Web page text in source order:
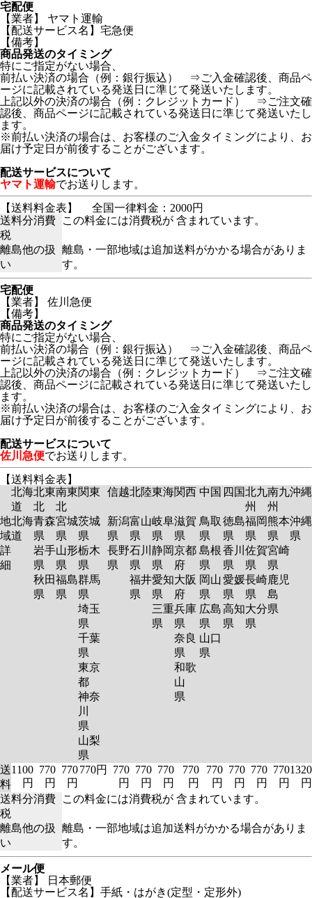
宅配便
【業者】 ヤマト運輸
【配送サービス名】宅急便
【備考】
商品発送のタイミング
特にご指定がない場合、
前払い決済の場合（例：銀行振込） ⇒ご入金確認後、商品ペ
ージに記載されている発送日に準じて発送いたします。
上記以外の決済の場合（例：クレジットカード） ⇒ご注文確
認後、商品ページに記載されている発送日に準じて発送いたし
ます。
※前払い決済の場合は、お客様のご入金タイミングにより、お
届け予定日が前後することがございます。
配送サービスについて
ヤマト運輸でお送りします。
【送料料金表】
全国一律料金：2000円
送料分消費
税
この料金には消費税が 含まれています。
離島他の扱
い
離島・一部地域は追加送料がかかる場合がありま
す。
宅配便
【業者】 佐川急便
【備考】
商品発送のタイミング
特にご指定がない場合、
前払い決済の場合（例：銀行振込） ⇒ご入金確認後、商品ペ
ージに記載されている発送日に準じて発送いたします。
上記以外の決済の場合（例：クレジットカード） ⇒ご注文確
認後、商品ページに記載されている発送日に準じて発送いたし
ます。
※前払い決済の場合は、お客様のご入金タイミングにより、お
届け予定日が前後することがございます。
配送サービスについて
佐川急便でお送りします。
【送料料金表】
北海
道
北東
北
南東
北
関東 信越北陸東海関西 中国 四国北九
州
南九
州
沖縄
地
域
詳
細
北海
道
青森
県
岩手
県
秋田
県
宮城
県
山形
県
福島
県
茨城
県
栃木
県
群馬
県
埼玉
県
千葉
県
東京
都
神奈
川
県
山梨
県
新潟
県
長野
県
富山
県
石川
県
福井
県
岐阜
県
静岡
県
愛知
県
三重
県
滋賀
県
京都
府
大阪
府
兵庫
県
奈良
県
和歌
山
県
鳥取
県
島根
県
岡山
県
広島
県
山口
県
徳島
県
香川
県
愛媛
県
高知
県
福岡
県
佐賀
県
長崎
県
大分
県
熊本
県
宮崎
県
鹿児
島
県
沖縄
県
送
料
1100
円
770
円
770
円
770円
770
円
770
円
770
円
770
円
770
円
770
円
770
円
770
円
1320
円
送料分消費
税
この料金には消費税が 含まれています。
離島他の扱
い
離島・一部地域は追加送料がかかる場合がありま
す。
メール便
【業者】 日本郵便
【配送サービス名】手紙・はがき(定型・定形外)